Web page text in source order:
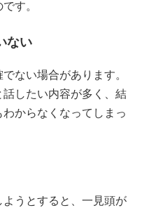
す。
ない
ない場合があります。
したい内容が多く、結
からなくなってしまっ
うとすると、一見頭が